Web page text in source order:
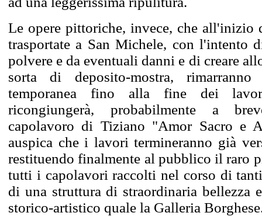
Le opere pittoriche, invece, che all'inizio
trasportate a San Michele, con l'intento
polvere e da eventuali danni e di creare
sorta di deposito-mostra,
temporanea fino alla fine dei
ricongiungerà, probabilmente a
capolavoro di Tiziano "Amor Sacro e
auspica che i lavori termineranno già
restituendo finalmente al pubblico il raro
tutti i capolavori raccolti nel corso di
di una struttura di straordinaria bellezza
storico-artistico quale la Galleria